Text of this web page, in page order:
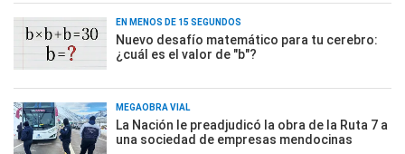
EN MENOS DE 15 SEGUNDOS
Nuevo desafío matemático para tu cerebro:
¿cuál es el valor de "b"?
MEGAOBRA VIAL
La Nación le preadjudicó la obra de la Ruta 7 a
una sociedad de empresas mendocinas